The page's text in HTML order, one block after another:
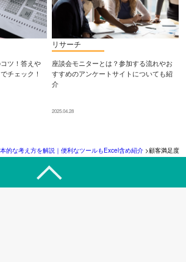
ツ！答えや
チェック！
リサーチ
座談会モニターとは？参加する流れやお
すすめのアンケートサイトについても紹
介
2025.04.28
的な考え方を解説｜便利なツールもExcel含め紹介>顧客満足度